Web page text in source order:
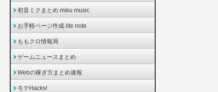
初音ミクまとめ miku music
お手軽ページ作成 lite note
ももクロ情報局
ゲームニュースまとめ
Webの稼ぎ方まとめ速報
モテHacks!